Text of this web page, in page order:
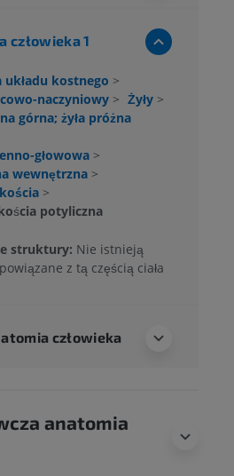
człowieka 1
kostnego >
naczyniowy > Żyły >
górna; żyła próżna
głowowa >
wewnętrzna >
>
potyliczna
struktury: Nie istnieją
z tą częścią ciała
człowieka
anatomia